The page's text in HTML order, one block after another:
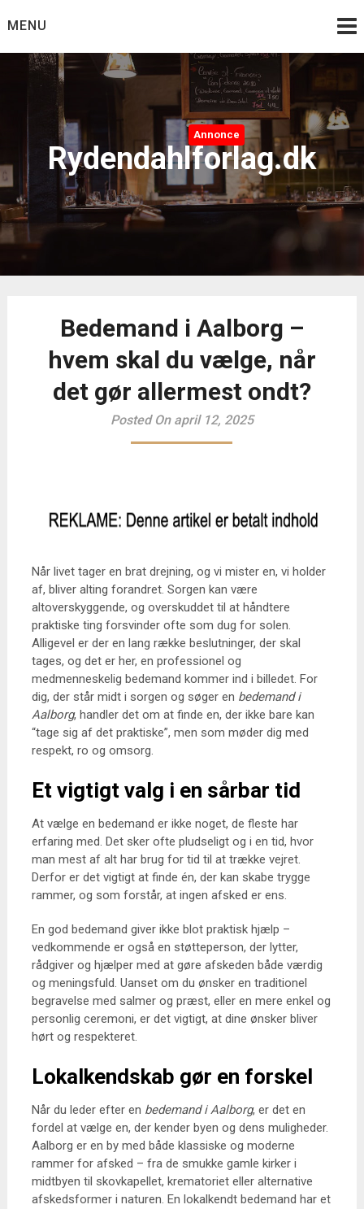
toMENU
Annonce
Rydendahlforlag.dk
Bedemand i Aalborg –
hvem skal du vælge, når
det gør allermest ondt?
Posted On april 12, 2025
Når livet tager en brat drejning, og vi mister en, vi holder
af, bliver alting forandret. Sorgen kan være
altoverskyggende, og overskuddet til at håndtere
praktiske ting forsvinder ofte som dug for solen.
Alligevel er der en lang række beslutninger, der skal
tages, og det er her, en professionel og
medmenneskelig bedemand kommer ind i billedet. For
dig, der står midt i sorgen og søger en bedemand i
Aalborg, handler det om at finde en, der ikke bare kan
“tage sig af det praktiske”, men som møder dig med
respekt, ro og omsorg.
Et vigtigt valg i en sårbar tid
At vælge en bedemand er ikke noget, de fleste har
erfaring med. Det sker ofte pludseligt og i en tid, hvor
man mest af alt har brug for tid til at trække vejret.
Derfor er det vigtigt at finde én, der kan skabe trygge
rammer, og som forstår, at ingen afsked er ens.
En god bedemand giver ikke blot praktisk hjælp –
vedkommende er også en støtteperson, der lytter,
rådgiver og hjælper med at gøre afskeden både værdig
og meningsfuld. Uanset om du ønsker en traditionel
begravelse med salmer og præst, eller en mere enkel og
personlig ceremoni, er det vigtigt, at dine ønsker bliver
hørt og respekteret.
Lokalkendskab gør en forskel
Når du leder efter en bedemand i Aalborg, er det en
fordel at vælge en, der kender byen og dens muligheder.
Aalborg er en by med både klassiske og moderne
rammer for afsked – fra de smukke gamle kirker i
midtbyen til skovkapellet, krematoriet eller alternative
afskedsformer i naturen. En lokalkendt bedemand har et